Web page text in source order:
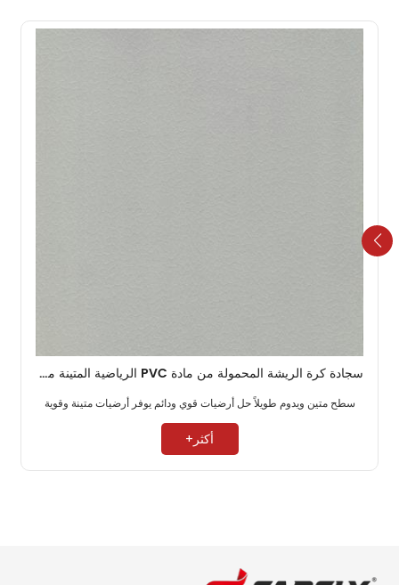
سجادة كرة الريشة المحمولة من مادة PVC الرياضية المتينة مقاس 4.5 مم
سطح متين ويدوم طويلاً حل أرضيات قوي ودائم يوفر أرضيات متينة وقوية ​
أكثر+